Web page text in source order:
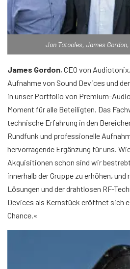
Jon Tatooles, James
James Gordon, CEO von
Aufnahme von Sound Devices und
in unser Portfolio von Premium-
Moment für alle Beteiligten. Das
technische Erfahrung in den
Rundfunk und professionelle
hervorragende Ergänzung für uns.
Akquisitionen schon sind wir
innerhalb der Gruppe zu erhöhen,
Lösungen und der drahtlosen RF-
Devices als Kernstück eröffnet sich
Chance.«